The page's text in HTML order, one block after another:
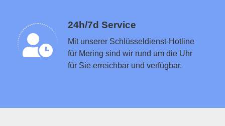
24h/7d Service
Mit unserer Schlüsseldienst-Hotline
für Mering sind wir rund um die Uhr
für Sie erreichbar und verfügbar.